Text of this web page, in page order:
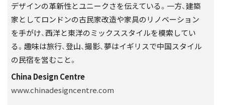
デザインの革新性とユニークさを伝えている。一方、建築
家としてロンドンの古民家改造や家具のリノベーション
を手がけ、西洋と東洋のミックススタイルを模索してい
る。趣味は旅行、登山、撮影、夢はイギリスで中国スタイル
の民宿を営むこと。
China Design Centre
www.chinadesigncentre.com